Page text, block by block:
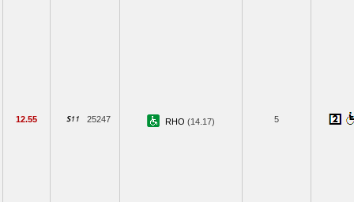
12.55 25247 RHO (14.17) 5